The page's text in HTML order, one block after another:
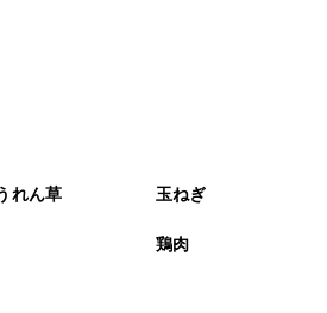
れん草 玉ねぎ
鶏肉